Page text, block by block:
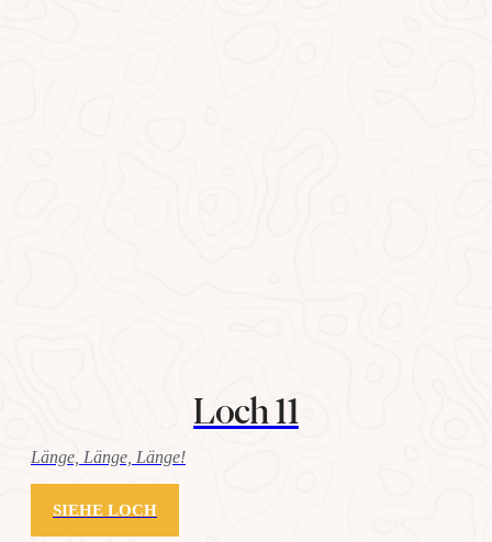
Loch 11
Länge, Länge, Länge!
SIEHE LOCH